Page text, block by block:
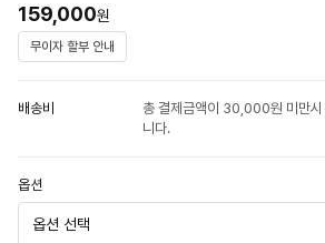
159,000원
무이자 할부 안내
배송비
총 결제금액이 30,000원 미만
니다.
옵션